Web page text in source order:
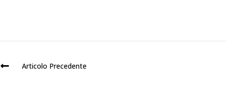
Articolo Precedente